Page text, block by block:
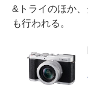
&トライのほか
も行われる。